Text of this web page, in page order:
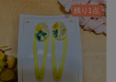
残り1点